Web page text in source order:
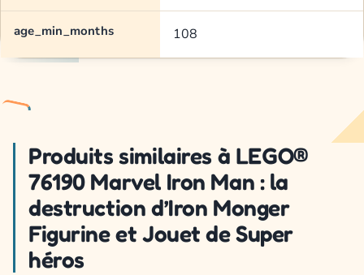
age_min_months 108
Produits similaires à LEGO®
76190 Marvel Iron Man : la
destruction d’Iron Monger
Figurine et Jouet de Super
héros